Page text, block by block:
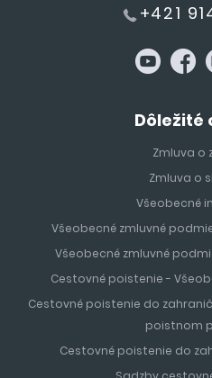
+421
Dôležité
Zmluva o
Zmluva o
Všeobecné
Všeobecné zmluvné
Všeobecné zmluvné
Cestovné poistenie -
Cestovné poistenie do
poistnom
Cestovné poistenie do